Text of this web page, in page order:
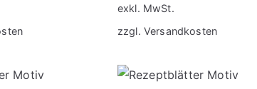
exkl. MwSt.
zzgl. Versandkosten